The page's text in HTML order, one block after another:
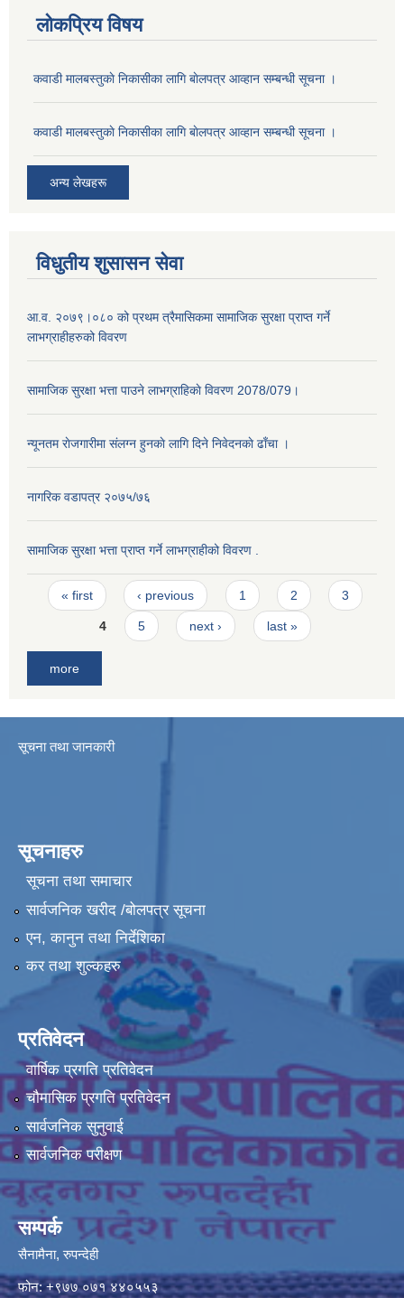
लोकप्रिय विषय
कवाडी मालबस्तुकाे निकासीका लागि बाेलपत्र आव्हान सम्बन्धी सूचना ।
कवाडी मालबस्तुकाे निकासीका लागि बाेलपत्र आव्हान सम्बन्धी सूचना ।
अन्य लेखहरू
विधुतीय शुसासन सेवा
आ.व. २०७९।०८० को प्रथम त्रैमासिकमा सामाजिक सुरक्षा प्राप्त गर्ने
लाभग्राहीहरुको विवरण
सामाजिक सुरक्षा भत्ता पाउने लाभग्राहिकाे विवरण 2078/079।
न्यूनतम राेजगारीमा संलग्न हुनकाे लागि दिने निवेदनकाे ढाँचा ।
नागरिक वडापत्र २०७५/७६
सामाजिक सुरक्षा भत्ता प्राप्त गर्ने लाभग्राहीको विवरण .
Pages
« first ‹ previous 1 2 3
4 5 next › last »
more
सूचना तथा जानकारी
सूचनाहरु
सूचना तथा समाचार
सार्वजनिक खरीद /बोलपत्र सूचना
एन, कानुन तथा निर्देशिका
कर तथा शुल्कहरु
प्रतिवेदन
वार्षिक प्रगति प्रतिवेदन
चौमासिक प्रगति प्रतिवेदन
सार्वजनिक सुनुवाई
सार्वजनिक परीक्षण
सम्पर्क
सैनामैना, रुपन्देही
फोन:+९७७ ०७१ ४४०५५३